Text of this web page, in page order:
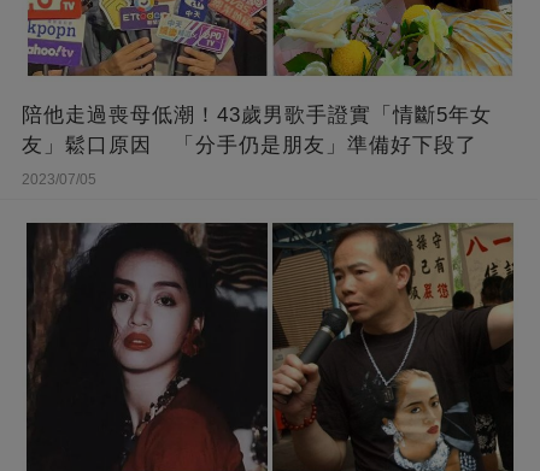
陪他走過喪母低潮！43歲男歌手證實「情斷5年女
友」鬆口原因 「分手仍是朋友」準備好下段了
2023/07/05